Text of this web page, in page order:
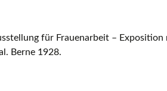
für Frauenarbeit –
Berne 1928.